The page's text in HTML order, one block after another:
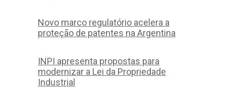
Novo marco regulatório acelera a
proteção de patentes na Argentina
INPI apresenta propostas para
modernizar a Lei da Propriedade
Industrial